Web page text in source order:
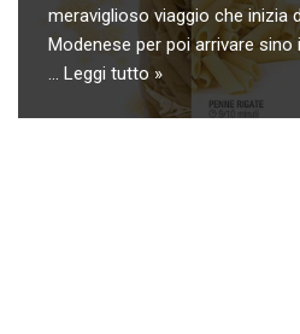
meraviglioso viaggio che inizia
Modenese per poi arrivare sino
… Leggi tutto »